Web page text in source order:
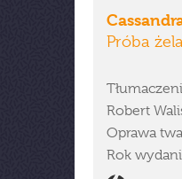
Próba
Robert
Oprawa
Rok